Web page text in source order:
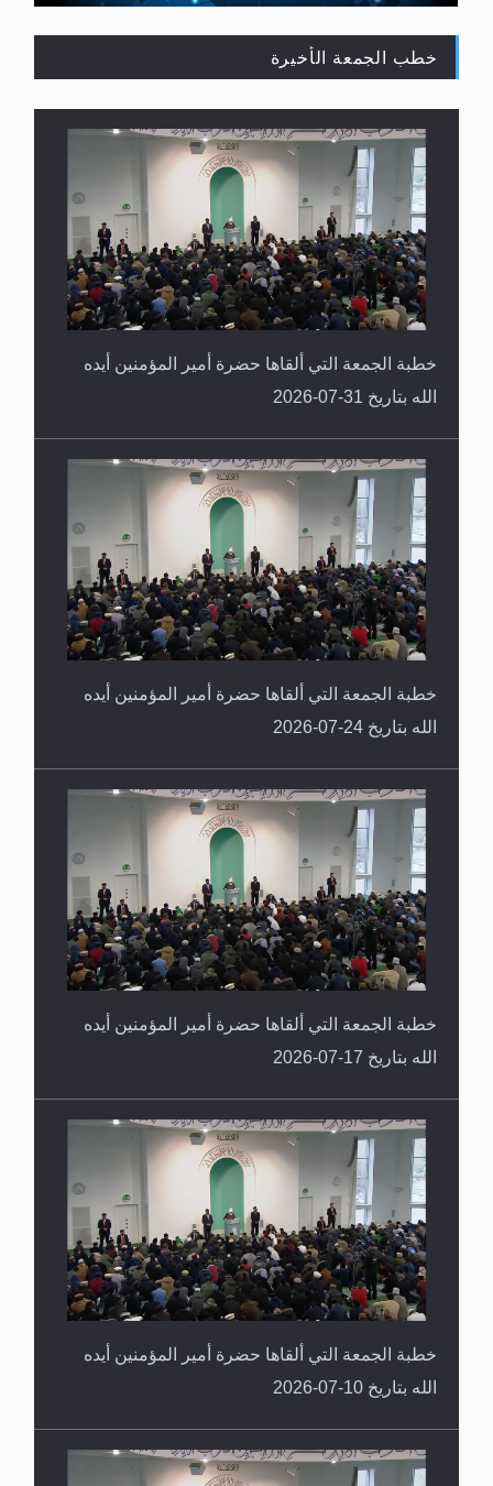
القرآن قاضٍ وحكمٌ على السنة ومهيمنٌ عليها.. ليس
العكس
خطب الجمعة الأخيرة
خطبة الجمعة التي ألقاها حضرة أمير المؤمنين أيده
الله بتاريخ 31-07-2026
خطبة الجمعة التي ألقاها حضرة أمير المؤمنين أيده
الله بتاريخ 24-07-2026
خطبة الجمعة التي ألقاها حضرة أمير المؤمنين أيده
الله بتاريخ 17-07-2026
خطبة الجمعة التي ألقاها حضرة أمير المؤمنين أيده
الله بتاريخ 10-07-2026